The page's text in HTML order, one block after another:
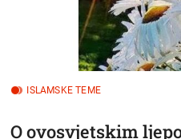
ISLAMSKE TEME
O ovosvjetskim